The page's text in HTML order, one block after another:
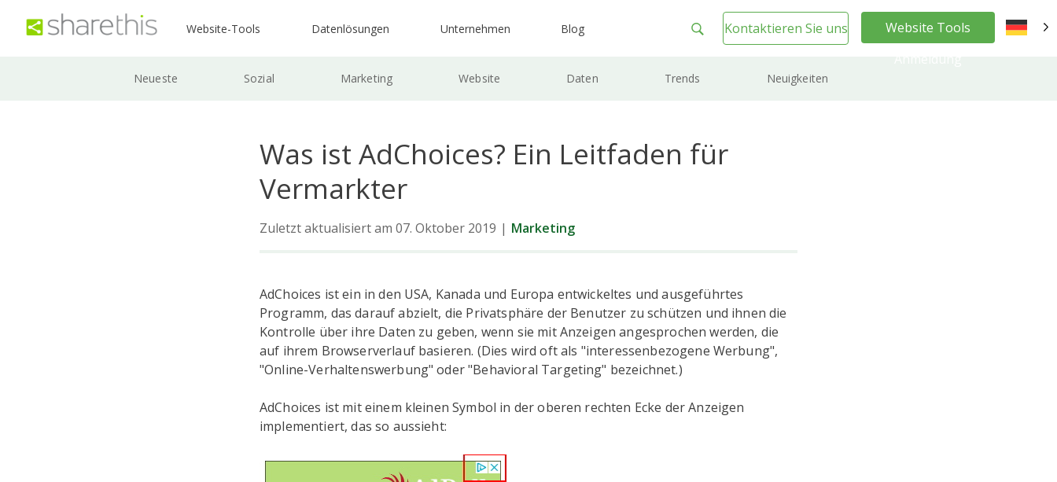
Website-Tools Datenlösungen Unternehmen Blog Kontaktieren Sie uns
Website Tools
Neueste Sozial Marketing Website Daten Trends Neuigkeiten
Was ist AdChoices? Ein Leitfaden für
Vermarkter
Zuletzt aktualisiert am 07. Oktober 2019 | Marketing
AdChoices ist ein in den USA, Kanada und Europa entwickeltes und ausgeführtes
Programm, das darauf abzielt, die Privatsphäre der Benutzer zu schützen und ihnen die
Kontrolle über ihre Daten zu geben, wenn sie mit Anzeigen angesprochen werden, die
auf ihrem Browserverlauf basieren. (Dies wird oft als "interessenbezogene Werbung",
"Online-Verhaltenswerbung" oder "Behavioral Targeting" bezeichnet.)
AdChoices ist mit einem kleinen Symbol in der oberen rechten Ecke der Anzeigen
implementiert, das so aussieht: